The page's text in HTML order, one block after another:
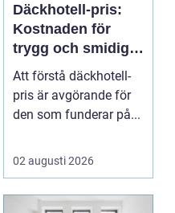
Däckhotell-pris:
Kostnaden för
trygg och smidig
förvaring av dina
hjul
Att förstå däckhotell-
pris är avgörande för
den som funderar på...
02 augusti 2026